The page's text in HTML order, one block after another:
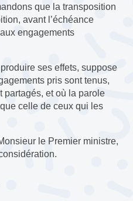
que la transposition
avant l’échéance
engagements
ses effets, suppose
pris sont tenus,
partagés, et où la parole
celle de ceux qui les
le Premier ministre,